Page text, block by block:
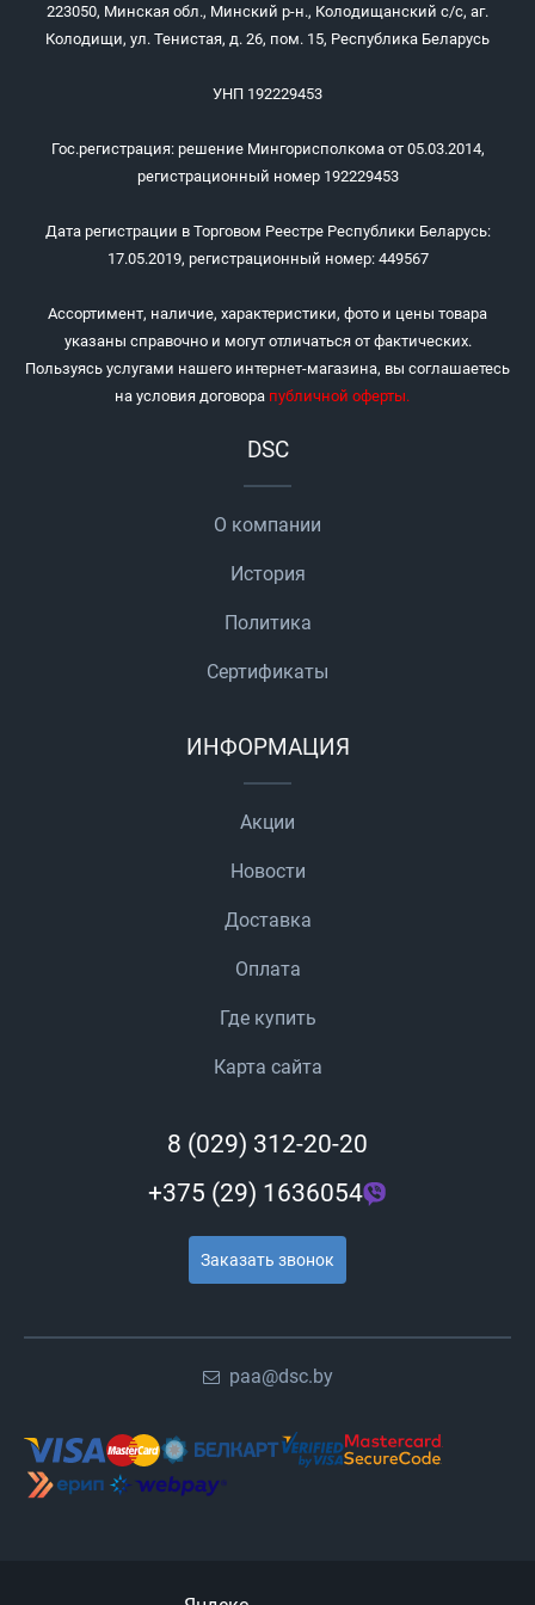
223050, Минская обл., Минский р-н., Колодищанский с/с, аг.
Колодищи, ул. Тенистая, д. 26, пом. 15, Республика Беларусь
УНП 192229453
Гос.регистрация: решение Мингорисполкома от 05.03.2014,
регистрационный номер 192229453
Дата регистрации в Торговом Реестре Республики Беларусь:
17.05.2019, регистрационный номер: 449567
Ассортимент, наличие, характеристики, фото и цены товара
указаны справочно и могут отличаться от фактических.
Пользуясь услугами нашего интернет-магазина, вы соглашаетесь
на условия договора публичной оферты.
DSC
О компании
История
Политика
Сертификаты
ИНФОРМАЦИЯ
Акции
Новости
Доставка
Оплата
Где купить
Карта сайта
8 (029) 312-20-20
+375 (29) 1636054
Заказать звонок
paa@dsc.by